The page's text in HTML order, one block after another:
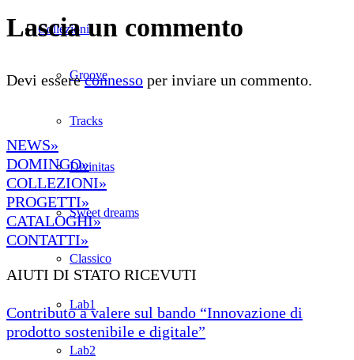
Collezioni
Groove
Tracks
Divinitas
Sweet dreams
Classico
Lab1
Lab2
Lascia un commento
Devi essereconnesso per inviare un commento.
NEWS»
DOMINGO»
COLLEZIONI»
PROGETTI»
CATALOGHI»
CONTATTI»
AIUTI DI STATO RICEVUTI
Contributo a valere sul bando “Innovazione di
prodotto sostenibile e digitale”